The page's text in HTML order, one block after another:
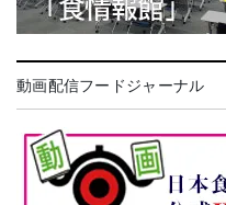
動画配信フードジャーナル